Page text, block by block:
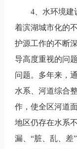
4、水环境建
着滨湖城市化的
护源工作的不断
导高度重视的问
问题。多年来，
水系、河道综合
作，使全区河道
地区仍存在水系
漏、“脏、乱、差